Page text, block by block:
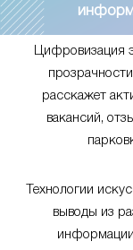
Цифровизация
расскажет
вакансий,
Технологии
выводы из